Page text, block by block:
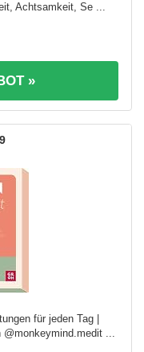
Achtsamkeit, Se ...
»
9
für jeden Tag |
@monkeymind.medit ...